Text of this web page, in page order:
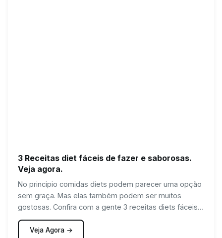
3 Receitas diet fáceis de fazer e saborosas.
Veja agora.
No principio comidas diets podem parecer uma opção
sem graça. Mas elas também podem ser muitos
gostosas. Confira com a gente 3 receitas diets fáceis e
muito saborosas!
Veja Agora →